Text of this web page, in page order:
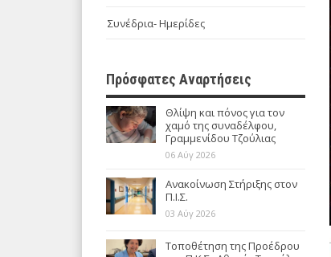
Συνέδρια- Ημερίδες
Πρόσφατες Αναρτήσεις
Θλίψη και πόνος για τον
χαμό της συναδέλφου,
Γραμμενίδου Τζούλιας
06 Αύγ 2026
Ανακοίνωση Στήριξης στον
Π.Ι.Σ.
03 Αύγ 2026
Τοποθέτηση της Προέδρου